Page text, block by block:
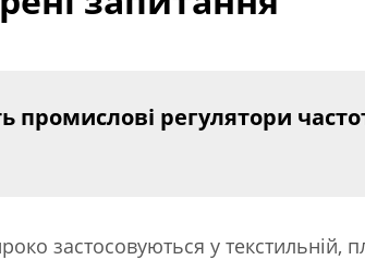
промислові регулятори
застосовуються у текстильній,